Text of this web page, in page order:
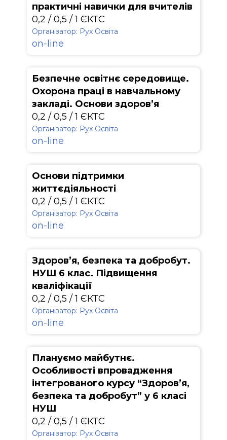
практичні навички для вчителів
0,2 / 0,5 / 1 ЄКТС
Організатор: Рух Освіта
on-line
Безпечне освітнє середовище.
Охорона праці в навчальному
закладі. Основи здоров’я
0,2 / 0,5 / 1 ЄКТС
Організатор: Рух Освіта
on-line
Основи підтримки
життєдіяльності
0,2 / 0,5 / 1 ЄКТС
Організатор: Рух Освіта
on-line
Здоров’я, безпека та добробут.
НУШ 6 клас. Підвищення
кваліфікації
0,2 / 0,5 / 1 ЄКТС
Організатор: Рух Освіта
on-line
Плануємо майбутнє.
Особливості впровадження
інтегрованого курсу “Здоров’я,
безпека та добробут” у 6 класі
НУШ
0,2 / 0,5 / 1 ЄКТС
Організатор: Рух Освіта